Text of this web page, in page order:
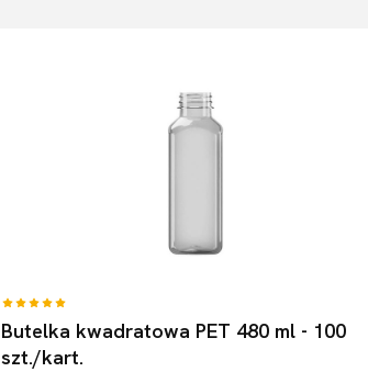
Butelka kwadratowa PET 480 ml - 100
szt./kart.